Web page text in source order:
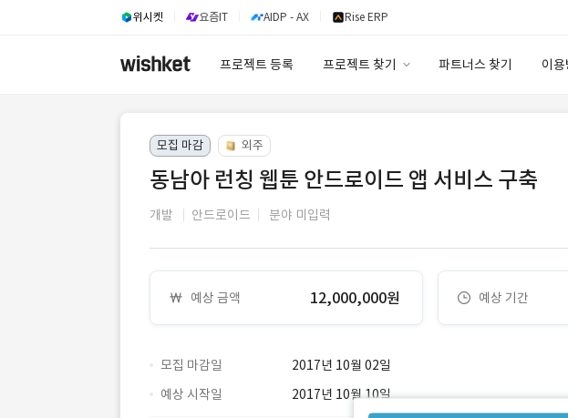
위시켓 요즘IT AIDP - AX Rise ERP
프로젝트 등록 프로젝트 찾기 파트너스 찾기 이용
모집 마감 외주
동남아 런칭 웹툰 안드로이드 앱 서비스 구축
개발 안드로이드 분야 미입력
예상 금액 12,000,000원 예상 기간
모집 마감일 2017년 10월 02일
예상 시작일 2017년 10월 10일